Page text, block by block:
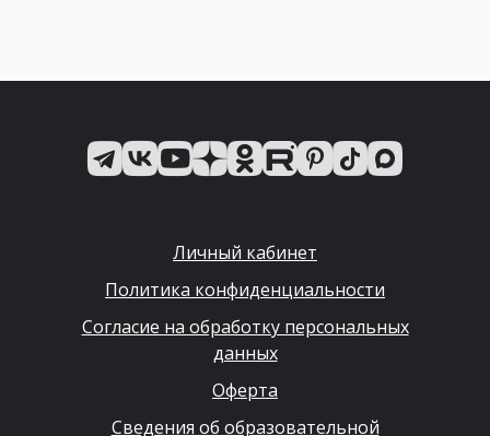
Личный кабинет
Политика конфиденциальности
Согласие на обработку персональных
данных
Оферта
Сведения об образовательной